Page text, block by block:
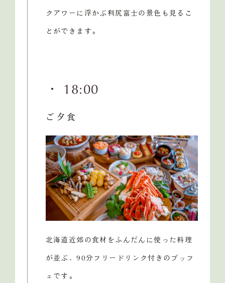
クアワーに浮かぶ利尻富士の景色も見るこ
とができます。
・ 18:00
ご夕食
北海道近郊の食材をふんだんに使った料理
が並ぶ、90分フリードリンク付きのブッフ
ェです。